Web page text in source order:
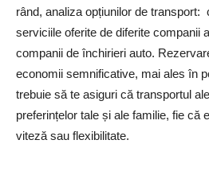
rând, analiza opțiunilor de transport:
serviciile oferite de diferite companii
companii de închirieri auto.
economii semnificative, mai ales în
trebuie să te asiguri că transportul
preferințelor tale și ale familie, fie că
viteză sau flexibilitate.